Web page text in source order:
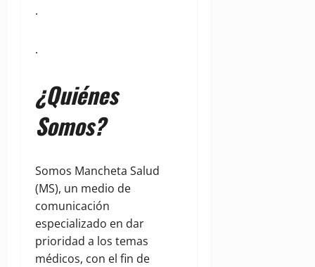
.
.
¿Quiénes
Somos?
Somos Mancheta Salud
(MS), un medio de
comunicación
especializado en dar
prioridad a los temas
médicos, con el fin de